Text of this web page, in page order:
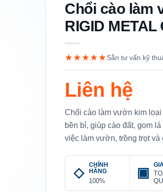
Chổi cào làm
RIGID
★★★★★Sẵn tư vấn kỹ
Liên hệ
Chổi cào làm vườn kim loại
bền bỉ, giúp cào đất, gom
việc làm vườn, trồng trọt và
CHÍNH
HÃNG
100%